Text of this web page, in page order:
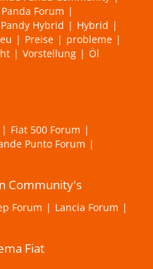
Forum
Hybrid
Hybrid
Preise
probleme
Vorstellung Öl
Fiat 500 Forum
Punto Forum
Community's
Forum
Lancia Forum
Fiat